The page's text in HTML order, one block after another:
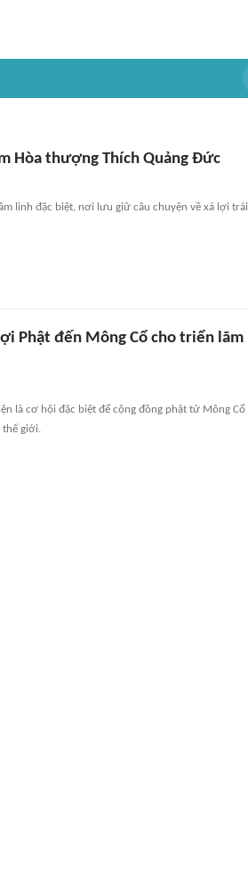
Hòa thượng Thích Quảng Đức
linh đặc biệt, nơi lưu giữ câu chuyện về xá lợi trái
Phật đến Mông Cổ cho triển lãm
là cơ hội đặc biệt để cộng đồng phật tử Mông Cổ
thế giới.